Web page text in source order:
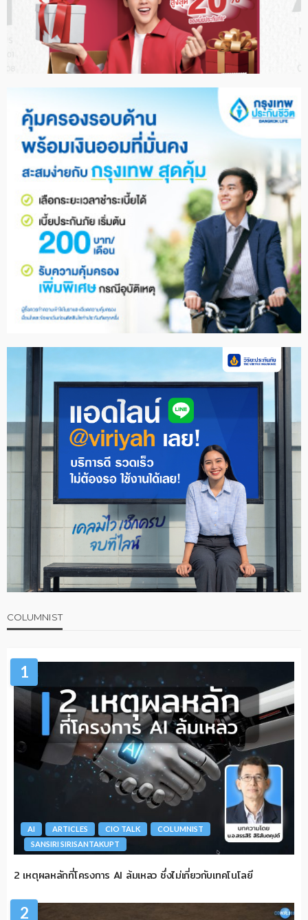
COLUMNIST
1
AI ARTICLES CIO TALK
COLUMNIST
SANSIRI SIRISANTAKUPT
2 เหตุผลหลักที่โครงการ AI ล้มเหลว ซึ่งไม่เกี่ยวกับเทคโนโลยี
2